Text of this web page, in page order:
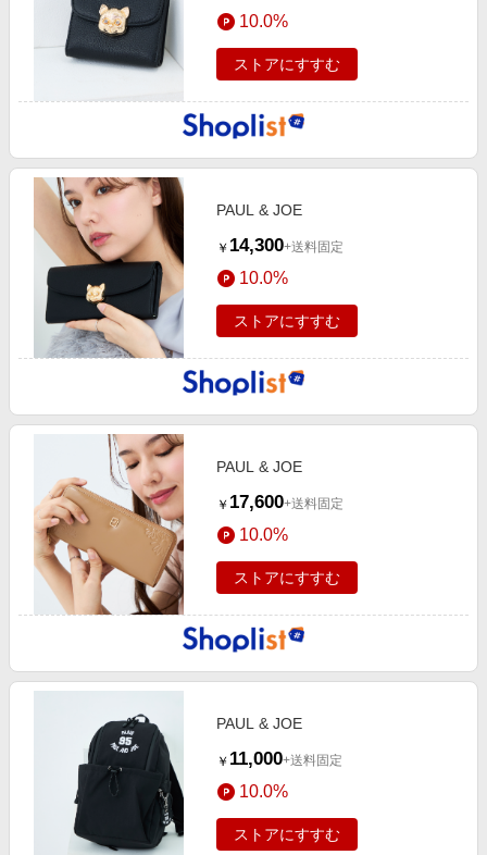
10.0%
ストアにすすむ
PAUL & JOE
￥ 14,300+送料固定
10.0%
ストアにすすむ
PAUL & JOE
￥ 17,600+送料固定
10.0%
ストアにすすむ
PAUL & JOE
￥ 11,000+送料固定
10.0%
ストアにすすむ